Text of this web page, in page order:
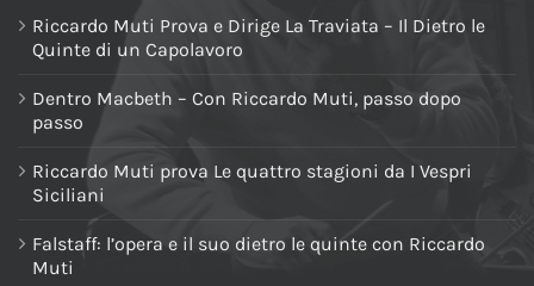
Riccardo Muti Prova e Dirige La Traviata – Il Dietro le
Quinte di un Capolavoro
Dentro Macbeth – Con Riccardo Muti, passo dopo
passo
Riccardo Muti prova Le quattro stagioni da I Vespri
Siciliani
Falstaff: l’opera e il suo dietro le quinte con Riccardo
Muti